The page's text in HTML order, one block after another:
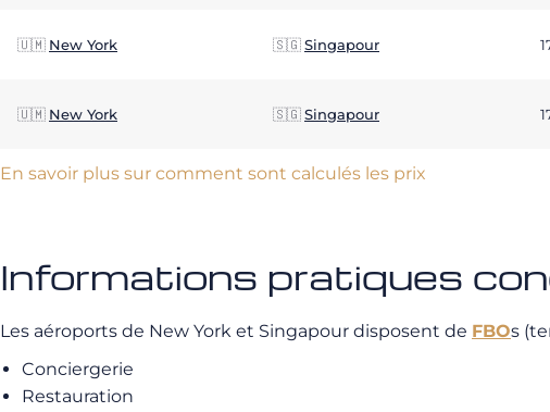
🇺🇲 New York 🇸🇬Singapour
🇺🇲 New York 🇸🇬Singapour
En savoir plus sur comment sont calculés les prix
Informations pratiques
Les aéroports de New York et Singapour disposent de FBOs
Conciergerie
Restauration